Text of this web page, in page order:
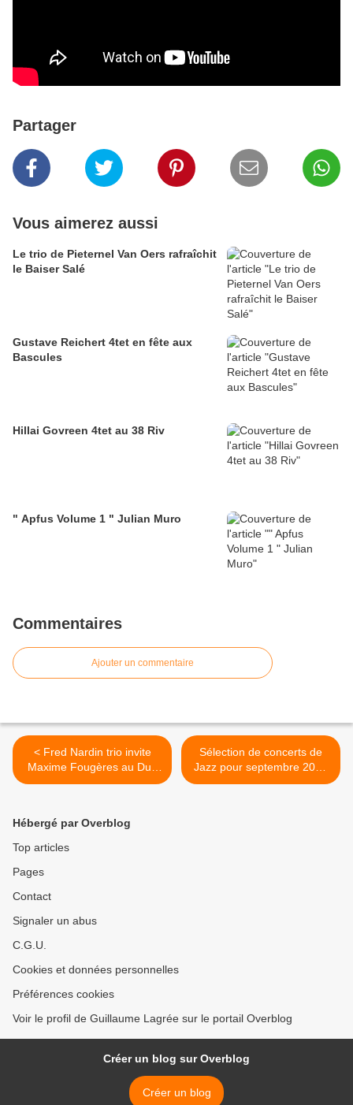
Partager
Vous aimerez aussi
Le trio de Pieternel Van Oers rafraîchit
le Baiser Salé
Gustave Reichert 4tet en fête aux
Bascules
Hillai Govreen 4tet au 38 Riv
" Apfus Volume 1 " Julian Muro
Commentaires
Ajouter un commentaire
< Fred Nardin trio invite
Maxime Fougères au Duc
des Lombards
Sélection de concerts de
Jazz pour septembre 2020
>
Hébergé par Overblog
Top articles
Pages
Contact
Signaler un abus
C.G.U.
Cookies et données personnelles
Préférences cookies
Voir le profil de Guillaume Lagrée sur le portail Overblog
Créer un blog sur Overblog
Créer un blog